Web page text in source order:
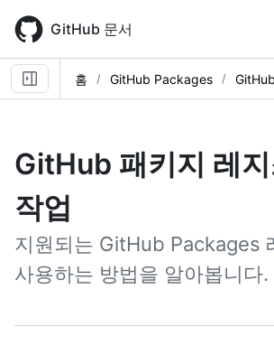
main
content
GitHub 문서
홈 GitHub Packages
GitHub 패키지 레
작업
지원되는 GitHub Packages
사용하는 방법을 알아봅니다.